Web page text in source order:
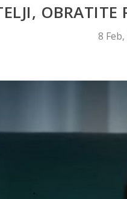
8